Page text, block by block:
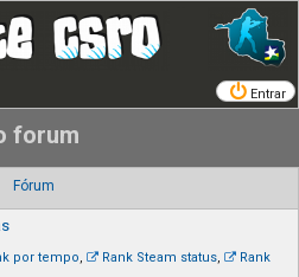
Entrar
forum
Fórum
por tempo, Rank Steam status,
Rank